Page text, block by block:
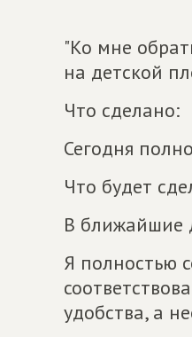
"Ко мне
на детской
Что сделано:
Сегодня
Что будет
В ближайшие
Я полностью
удобства, а